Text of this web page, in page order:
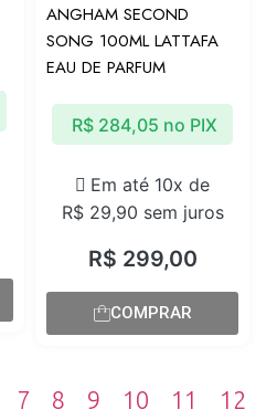
ANGHAM SECOND
SONG 100ML LATTAFA
EAU DE PARFUM
R$ 299,00
Em até 10x de
R$29,90 sem juros
R$ 284,05 no PIX
COMPRAR
7 8 9 10 11
12